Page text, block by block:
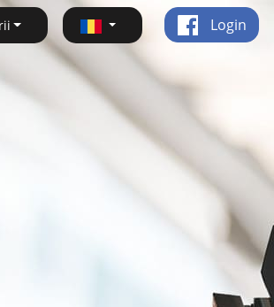
Login